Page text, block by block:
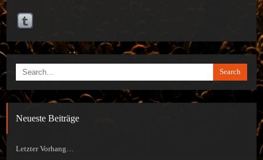
Search
Neueste Beiträge
Letzter Vorhang…